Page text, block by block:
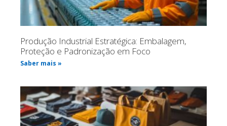
Produção Industrial Estratégica: Embalagem,
Proteção e Padronização em Foco
Saber mais »